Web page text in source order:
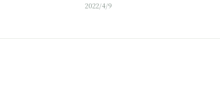
2022/4/9